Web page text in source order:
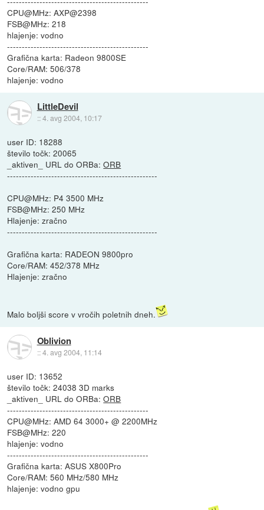
CPU@MHz: AXP@2398
FSB@MHz: 218
hlajenje: vodno
------------------------------------------------
Grafična karta: Radeon 9800SE
Core/RAM: 506/378
hlajenje: vodno
LittleDevil
::4. avg 2004, 10:17
user ID: 18288
število točk: 20065
_aktiven_ URL do ORBa:ORB
---------------------------------------------------
CPU@MHz: P4 3500 MHz
FSB@MHz: 250 MHz
Hlajenje: zračno
---------------------------------------------------
Grafična karta: RADEON 9800pro
Core/RAM: 452/378 MHz
Hlajenje: zračno
Malo boljši score v vročih poletnih dneh.
Oblivion
::4. avg 2004, 11:14
user ID: 13652
število točk: 24038 3D marks
_aktiven_ URL do ORBa:ORB
------------------------------------------------
CPU@MHz: AMD 64 3000+ @ 2200MHz
FSB@MHz: 220
hlajenje: vodno
------------------------------------------------
Grafična karta: ASUS X800Pro
Core/RAM: 560 MHz/580 MHz
hlajenje: vodno gpu